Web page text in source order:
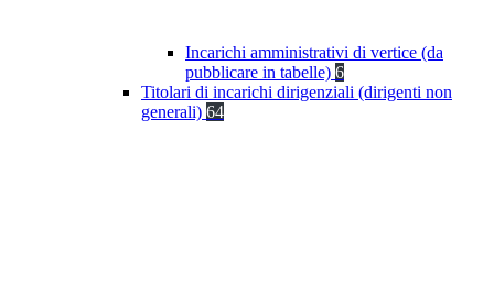
Incarichi amministrativi di vertice (da
pubblicare in tabelle) 6
Titolari di incarichi dirigenziali (dirigenti non
generali) 64